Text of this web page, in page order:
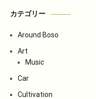
カテゴリー
Around Boso
Art
Music
Car
Cultivation